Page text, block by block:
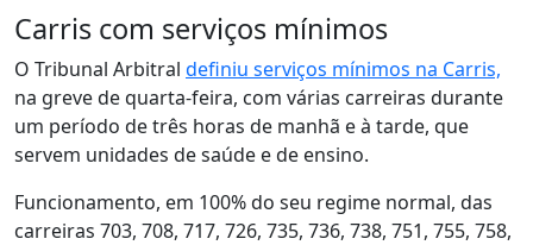
Carris com serviços mínimos
O Tribunal Arbitral definiu serviços mínimos na Carris,
na greve de quarta-feira, com várias carreiras durante
um período de três horas de manhã e à tarde, que
servem unidades de saúde e de ensino.
Funcionamento, em 100% do seu regime normal, das
carreiras 703, 708, 717, 726, 735, 736, 738, 751, 755, 758,